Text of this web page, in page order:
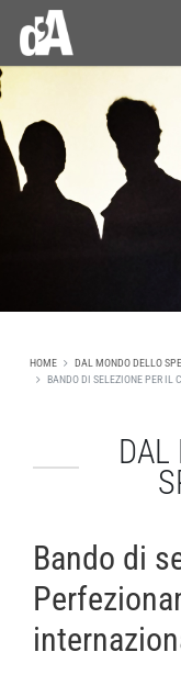
HOME
DAL MONDO DELLO
BANDO DI SELEZIONE PER IL
DAL
Bando di